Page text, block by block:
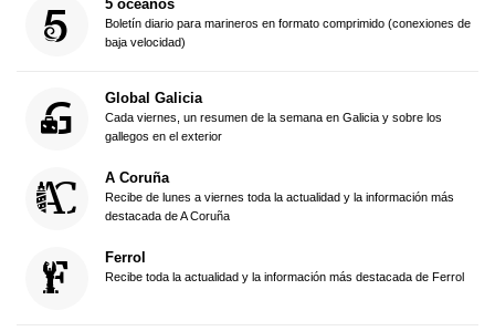
5 océanos
Boletín diario para marineros en formato comprimido (conexiones de
baja velocidad)
Global Galicia
Cada viernes, un resumen de la semana en Galicia y sobre los
gallegos en el exterior
A Coruña
Recibe de lunes a viernes toda la actualidad y la información más
destacada de A Coruña
Ferrol
Recibe toda la actualidad y la información más destacada de Ferrol